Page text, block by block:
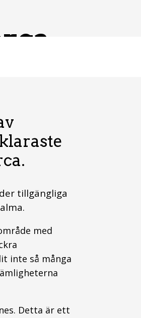
tillgängliga
med
inte så många
Detta är ett